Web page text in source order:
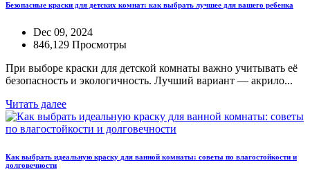
Безопасные краски для детских комнат: как выбрать лучшее для вашего ребенка
Dec 09, 2024
846,129 Просмотры
При выборе краски для детской комнаты важно учитывать её
безопасность и экологичность. Лучший вариант — акрило...
Читать далее
Как выбрать идеальную краску для ванной комнаты: советы по влагостойкости и
долговечности